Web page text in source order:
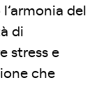
del
di
stress e
che